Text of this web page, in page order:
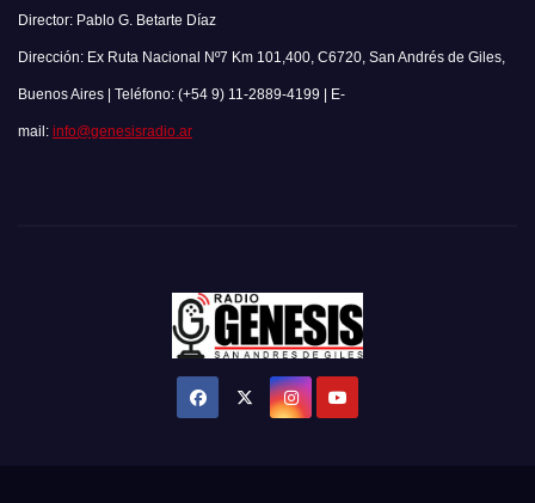
Director: Pablo G. Betarte Díaz
Dirección: Ex Ruta Nacional Nº7 Km 101,400, C6720, San Andrés de Giles,
Buenos Aires | Teléfono: (+54 9) 11-2889-4199 | E-
mail: info@genesisradio.ar